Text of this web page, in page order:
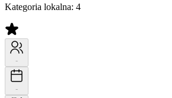
Kategoria lokalna: 4
-
-